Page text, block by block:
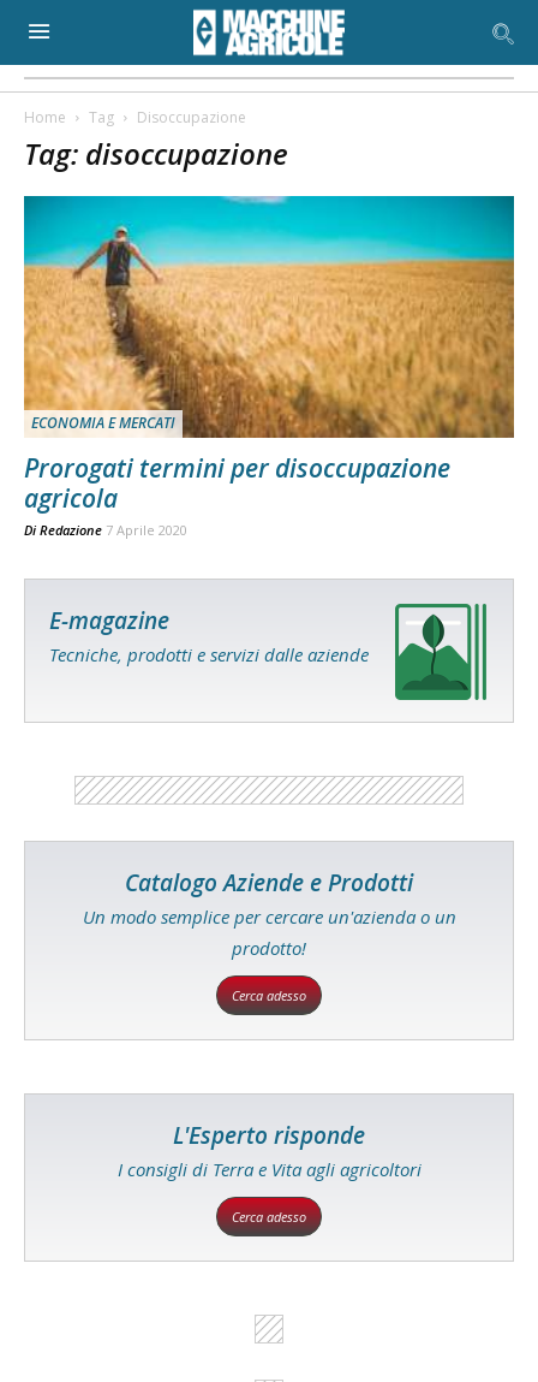
Home Tag Disoccupazione
Tag: disoccupazione
ECONOMIA E MERCATI
Prorogati termini per disoccupazione
agricola
Di Redazione 7 Aprile 2020
E-magazine
Tecniche, prodotti e servizi dalle aziende
Catalogo Aziende e Prodotti
Un modo semplice per cercare un'azienda o un
prodotto!
Cerca adesso
L'Esperto risponde
I consigli di Terra e Vita agli agricoltori
Cerca adesso